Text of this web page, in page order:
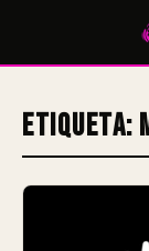
Accesos rápidos:
Etiqueta: